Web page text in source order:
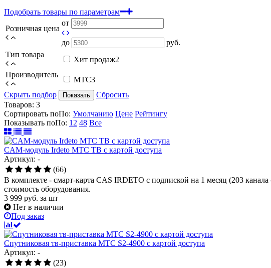
Подобрать товары по параметрам
Розничная цена
от
до
руб.
Тип товара
Хит продаж2
Производитель
МТС3
Скрыть подбор
Показать
Сбросить
Товаров: 3
Сортировать поПо: Умолчанию Цене Рейтингу
Показывать поПо: 12 48 Все
CAM-модуль Irdeto МТС ТВ с картой доступа
Артикул: -
(66)
В комплекте - смарт-карта CAS IRDETO с подпиской на 1 месяц (203
стоимость оборудования.
3 999 руб. за шт
Нет в наличии
Под заказ
Спутниковая тв-приставка МТС S2-4900 с картой доступа
Артикул: -
(23)